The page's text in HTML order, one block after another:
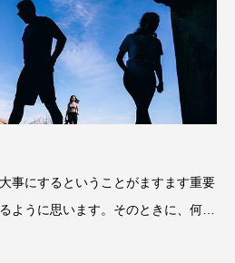
事にするということがますます重要
ように思います。そのときに、何を